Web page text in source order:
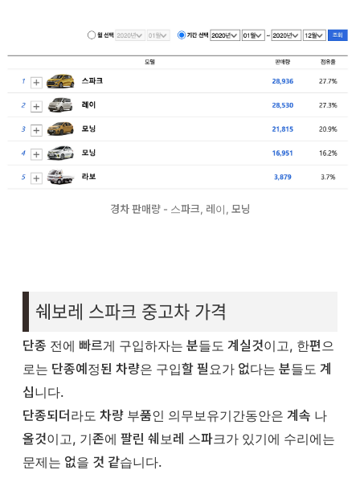
경차 판매량 - 스파크, 레이, 모닝
쉐보레 스파크 중고차 가격
단종 전에 빠르게 구입하자는 분들도 계실것이고, 한편으
로는 단종예정된 차량은 구입할 필요가 없다는 분들도 계
십니다.
단종되더라도 차량 부품인 의무보유기간동안은 계속 나
올것이고, 기존에 팔린 쉐보레 스파크가 있기에 수리에는
문제는 없을 것 같습니다.